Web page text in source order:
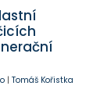
| Tomáš Kořistka